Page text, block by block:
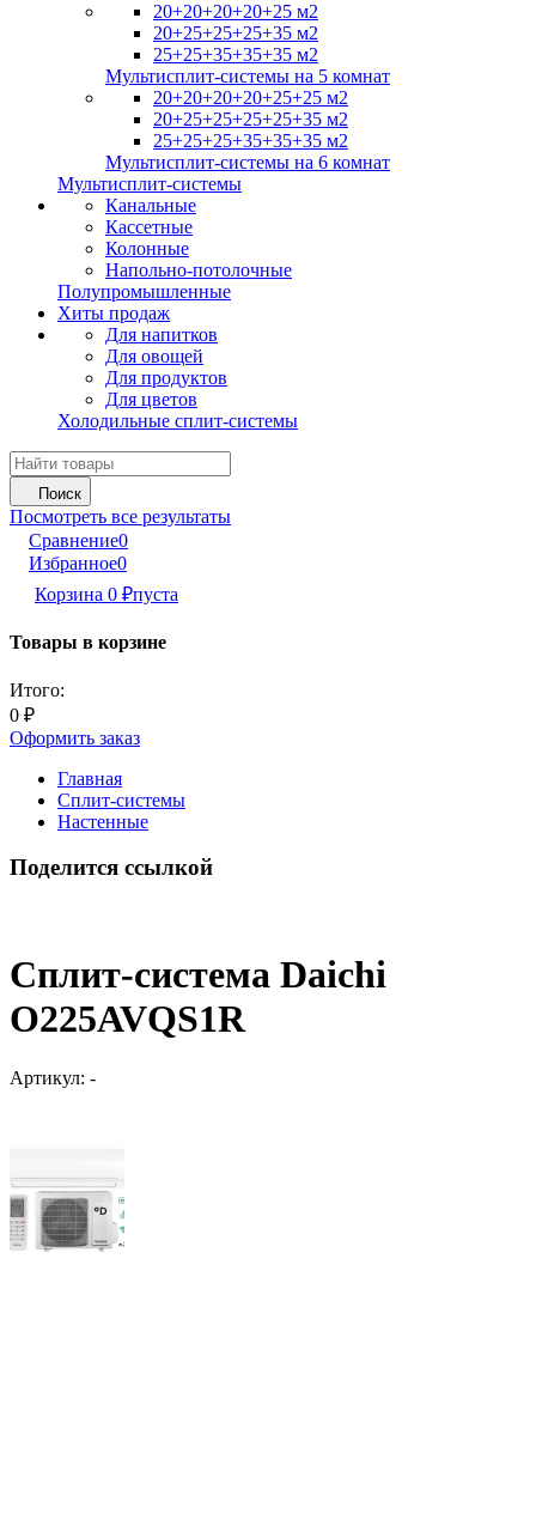
20+20+20+20+25 м2
20+25+25+25+35 м2
25+25+35+35+35 м2
Мультисплит-системы на 5 комнат
20+20+20+20+25+25 м2
20+25+25+25+25+35 м2
25+25+25+35+35+35 м2
Мультисплит-системы на 6 комнат
Мультисплит-системы
Канальные
Кассетные
Колонные
Напольно-потолочные
Полупромышленные
Хиты продаж
Для напитков
Для овощей
Для продуктов
Для цветов
Холодильные сплит-системы
Поиск
Посмотреть все результаты
Сравнение0
Избранное0
Корзина 0 ₽пуста
Товары в корзине
Итого:
0 ₽
Оформить заказ
Главная
Сплит-системы
Настенные
Поделится ссылкой
Сплит-система Daichi
O225AVQS1R
Артикул: -